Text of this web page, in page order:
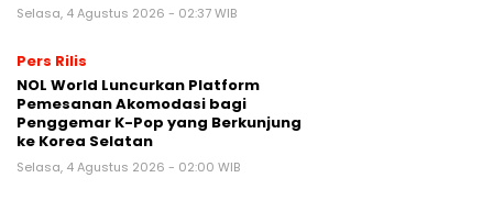
Selasa, 4 Agustus 2026 - 02:37 WIB
Pers Rilis
NOL World Luncurkan Platform
Pemesanan Akomodasi bagi
Penggemar K-Pop yang Berkunjung
ke Korea Selatan
Selasa, 4 Agustus 2026 - 02:00 WIB